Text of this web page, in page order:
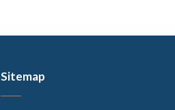
Sitemap